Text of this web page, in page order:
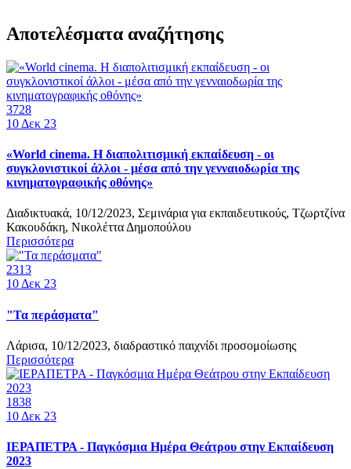
Αποτελέσματα αναζήτησης
3728
10 Δεκ 23
«World cinema. Η διαπολιτισμική εκπαίδευση - οι
συγκλονιστικοί άλλοι - μέσα από την γενναιοδωρία της
κινηματογραφικής οθόνης»
Διαδικτυακά, 10/12/2023, Σεμινάρια για εκπαιδευτικούς, Τζωρτζίνα
Κακουδάκη, Νικολέττα Δημοπούλου
Περισσότερα
2313
10 Δεκ 23
"Τα περάσματα"
Λάρισα, 10/12/2023, διαδραστικό παιχνίδι προσομοίωσης
Περισσότερα
1838
10 Δεκ 23
ΙΕΡΑΠΕΤΡΑ - Παγκόσμια Ημέρα Θεάτρου στην Εκπαίδευση
2023